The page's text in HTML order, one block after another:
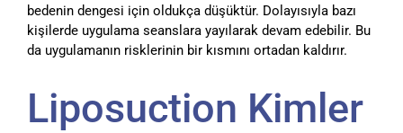
bedenin dengesi için oldukça düşüktür. Dolayısıyla bazı
kişilerde uygulama seanslara yayılarak devam edebilir. Bu
da uygulamanın risklerinin bir kısmını ortadan kaldırır.
Liposuction Kimler